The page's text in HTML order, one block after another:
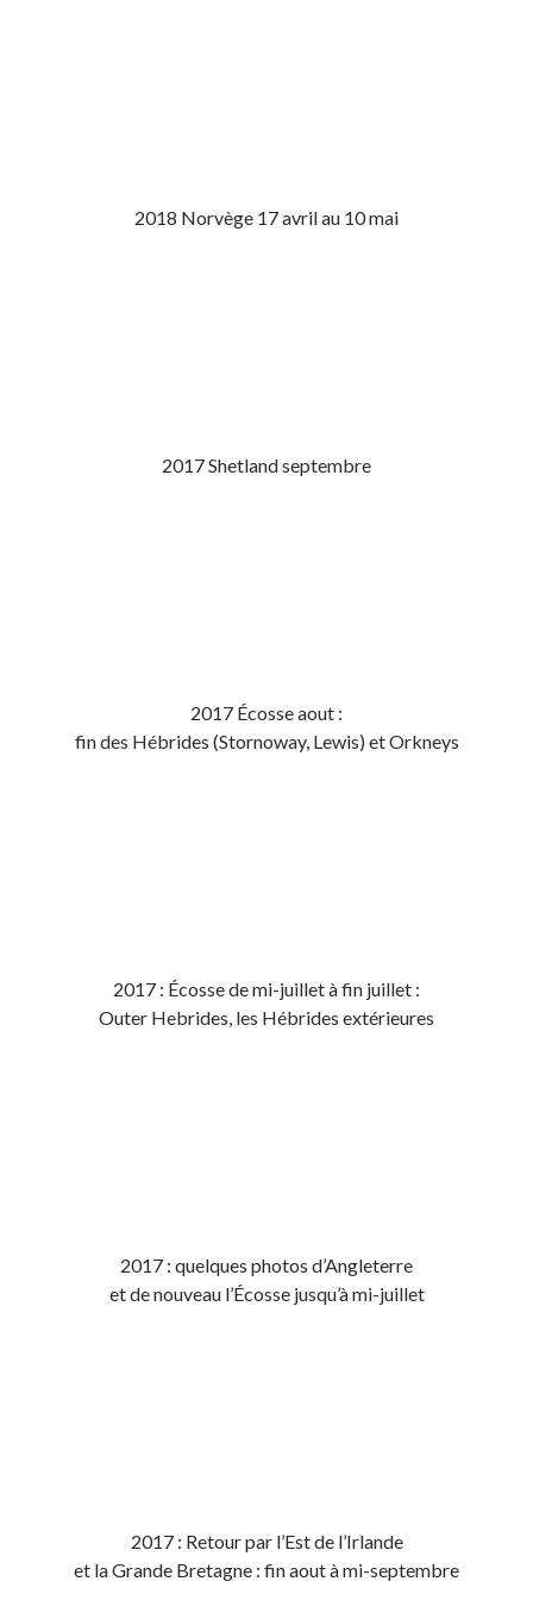
2018 Norvège 17 avril au 10 mai
2017 Shetland septembre
2017 Écosse aout :
fin des Hébrides (Stornoway, Lewis) et Orkneys
2017 : Écosse de mi-juillet à fin juillet :
Outer Hebrides, les Hébrides extérieures
2017 : quelques photos d’Angleterre
et de nouveau l’Écosse jusqu’à mi-juillet
2017 : Retour par l’Est de l’Irlande
et la Grande Bretagne : fin aout à mi-septembre